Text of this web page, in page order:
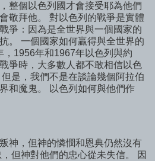
整個以色列國才會接受耶為他們
敬拜他。 對以色列的戰爭是實體
爭：因為是全世界與一個國家的
。 一個國家如何贏得與全世界的
1956年和1967年以色列與約
爭時，大多數人都不敢相信以色
是，我們不是在談論幾個阿拉伯
和魔鬼。 以色列如何與他們作
神，但神的憐憫和恩典仍然沒有
但神對他們的忠心從未失信。 因